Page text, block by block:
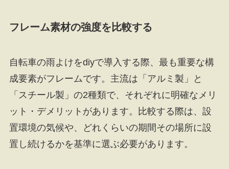
フレーム素材の強度を比較する
自転車の雨よけをdiyで導入する際、最も重要な構
成要素がフレームです。主流は「アルミ製」と
「スチール製」の2種類で、それぞれに明確なメリ
ット・デメリットがあります。比較する際は、設
置環境の気候や、どれくらいの期間その場所に設
置し続けるかを基準に選ぶ必要があります。